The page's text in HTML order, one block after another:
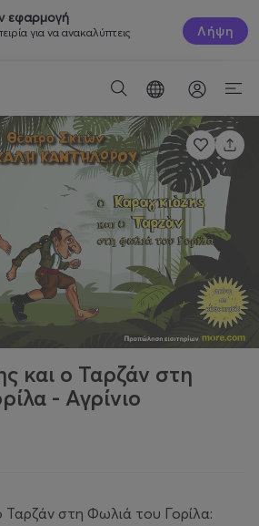
εφαρμογή
για να ανακαλύπτεις
Λήψη
και ο Ταρζάν στη
- Αγρίνιο
Ταρζάν στη Φωλιά του Γορίλα: